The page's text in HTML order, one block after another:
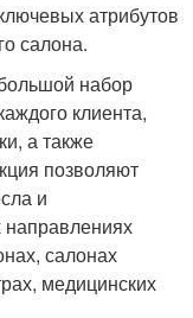
атрибутов
салона.
набор
клиента,
а также
позволяют
и
направлениях
салонах
медицинских